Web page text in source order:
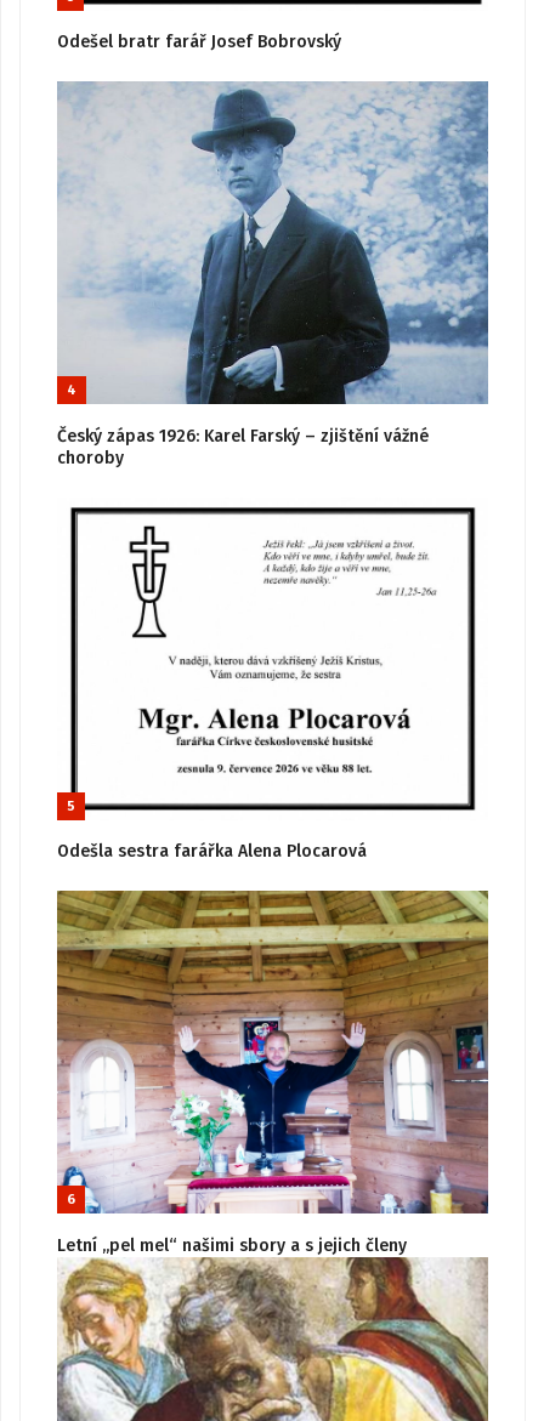
Odešel bratr farář Josef Bobrovský
4
Český zápas 1926: Karel Farský – zjištění vážné
choroby
5
Odešla sestra farářka Alena Plocarová
6
Letní „pel mel“ našimi sbory a s jejich členy